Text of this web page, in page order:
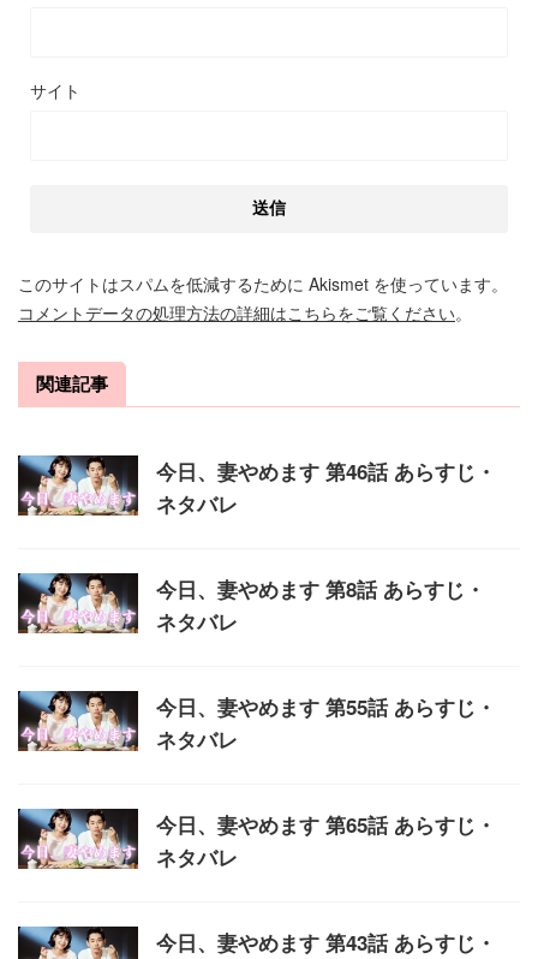
サイト
このサイトはスパムを低減するために Akismet を使っています。
コメントデータの処理方法の詳細はこちらをご覧ください。
関連記事
今日、妻やめます 第46話 あらすじ・
ネタバレ
今日、妻やめます 第8話 あらすじ・
ネタバレ
今日、妻やめます 第55話 あらすじ・
ネタバレ
今日、妻やめます 第65話 あらすじ・
ネタバレ
今日、妻やめます 第43話 あらすじ・